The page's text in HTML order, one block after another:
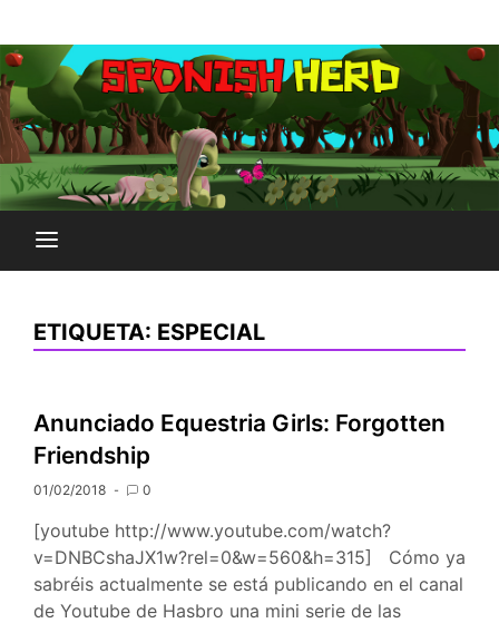
al
contenido
SPONISH HERD
ETIQUETA: ESPECIAL
Anunciado Equestria Girls: Forgotten
Friendship
01/02/2018 0
[youtube http://www.youtube.com/watch?
v=DNBCshaJX1w?rel=0&w=560&h=315] Cómo ya
sabréis actualmente se está publicando en el canal
de Youtube de Hasbro una mini serie de las